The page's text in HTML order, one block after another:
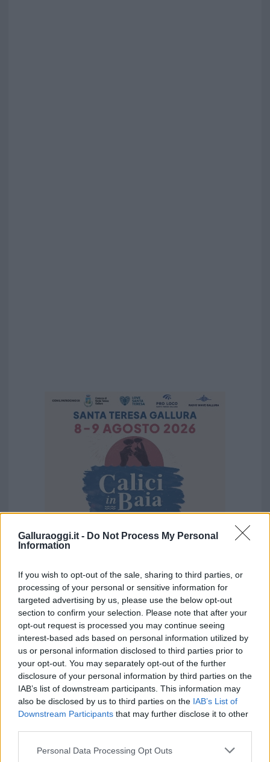
Galluraoggi.it - Do Not Process My Personal
Information
If you wish to opt-out of the sale, sharing to third parties, or
processing of your personal or sensitive information for
targeted advertising by us, please use the below opt-out
section to confirm your selection. Please note that after your
opt-out request is processed you may continue seeing
interest-based ads based on personal information utilized by
us or personal information disclosed to third parties prior to
your opt-out. You may separately opt-out of the further
disclosure of your personal information by third parties on the
IAB’s list of downstream participants. This information may
also be disclosed by us to third parties on the IAB’s List of
Downstream Participants that may further disclose it to other
Please note that this website/app uses one or more Google
Personal Data Processing Opt Outs
Vuoi rimuovere le pubblicità nazionali?
Puoi abbonarti asoli € 1,10 al mese
cliccandoqui
Sei già abbonato?
Puoi effettuare l'accesso andando nella
sezioneLogindal menù del sito o
cliccandoqui